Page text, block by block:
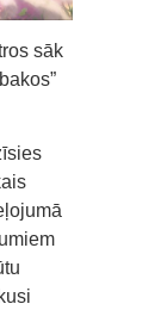
sāk